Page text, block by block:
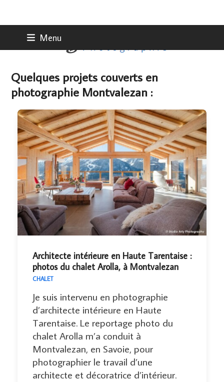
Menu
Quelques projets couverts en
photographie Montvalezan :
Architecte intérieure en Haute Tarentaise :
photos du chalet Arolla, à Montvalezan
CHALET
Je suis intervenu en photographie
d’architecte intérieure en Haute
Tarentaise. Le reportage photo du
chalet Arolla m’a conduit à
Montvalezan, en Savoie, pour
photographier le travail d’une
architecte et décoratrice d’intérieur.